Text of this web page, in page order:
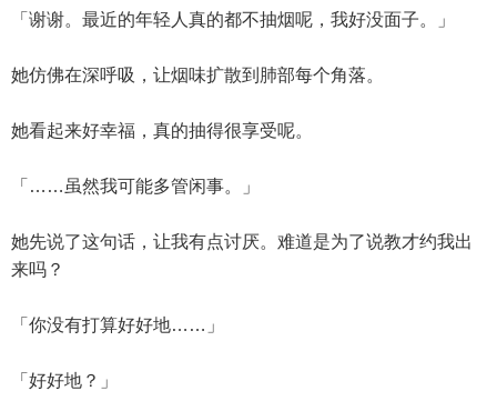
「谢谢。最近的年轻人真的都不抽烟呢，我好没面子。」
她仿佛在深呼吸，让烟味扩散到肺部每个角落。
她看起来好幸福，真的抽得很享受呢。
「……虽然我可能多管闲事。」
她先说了这句话，让我有点讨厌。难道是为了说教才约我出
来吗？
「你没有打算好好地……」
「好好地？」